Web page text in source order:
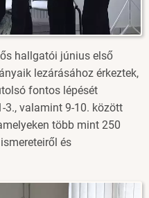
hallgatói június első
lezárásához érkeztek,
fontos lépését
3., valamint 9-10. között
több mint 250
és